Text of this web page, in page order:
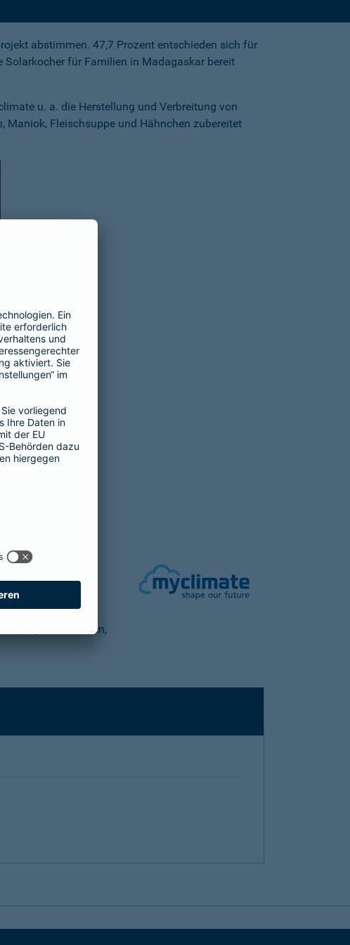
abstimmen. 47,7 Prozent entschieden sich für
Solarkocher für Familien in Madagaskar bereit
u. a. die Herstellung und Verbreitung von
Fleischsuppe und Hähnchen zubereitet
von
bekannten
werden. Die
entstehen,